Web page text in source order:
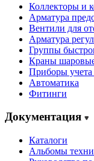
Коллекторы и
Арматура
Вентили для
Арматура
Группы
Краны
Приборы
Автоматика
Фитинги
Документация
Каталоги
Альбомы